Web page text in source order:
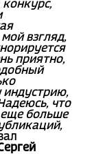
взгляд,
приятно,
индустрию,
что
больше